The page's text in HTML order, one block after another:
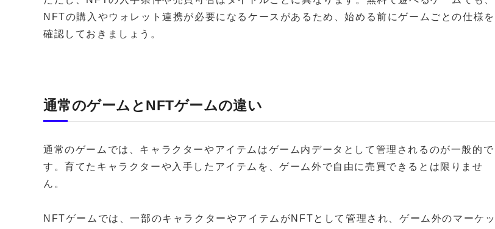
NFTの購入やウォレット連携が必要になるケースがあるため、始める前にゲームごとの仕様を
確認しておきましょう。
通常のゲームとNFTゲームの違い
通常のゲームでは、キャラクターやアイテムはゲーム内データとして管理されるのが一般的で
す。育てたキャラクターや入手したアイテムを、ゲーム外で自由に売買できるとは限りませ
ん。
NFTゲームでは、一部のキャラクターやアイテムがNFTとして管理され、ゲーム外のマーケッ